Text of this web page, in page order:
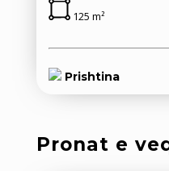
125 m²
Prishtina
Pronat e